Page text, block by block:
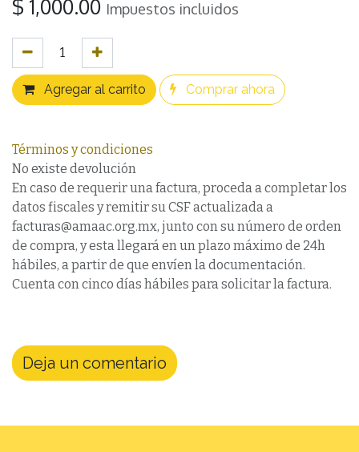
$ 1,000.00 Impuestos incluidos
Agregar al carrito Comprar ahora
Términos y condiciones
No existe devolución
En caso de requerir una factura, proceda a completar los
datos fiscales y remitir su CSF actualizada a
facturas@amaac.org.mx, junto con su número de orden
de compra, y esta llegará en un plazo máximo de 24h
hábiles, a partir de que envíen la documentación.
Cuenta con cinco días hábiles para solicitar la factura.
Deja un comentario